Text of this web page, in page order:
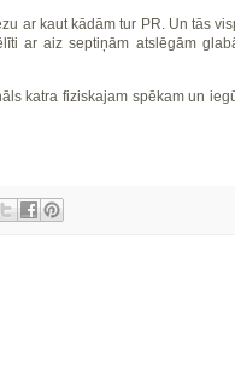
ar kaut kādām tur PR. Un tās
ar aiz septiņām atslēgām
katra fiziskajam spēkam un